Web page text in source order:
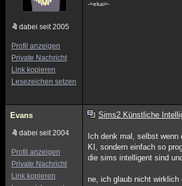
dabei seit 2005
Profil anzeigen
Private Nachricht
Link kopieren
Lesezeichen setzen
-=ekai=-
Evans
dabei seit 2004
Profil anzeigen
Private Nachricht
Link kopieren
Sims2 Künstliche
Ich denk mal, selbst
KI, sondern einfach so
die sims intelligent sind
ne, ich glaub nicht